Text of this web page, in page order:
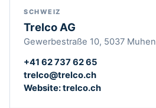
SCHWEIZ
Trelco AG
Gewerbestraße 10, 5037 Muhen
+41 62 737 62 65
trelco@trelco.ch
Website: trelco.ch